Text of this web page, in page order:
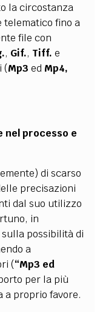
la circostanza
telematico fino a
file con
, Gif., Tiff. e
(Mp3 ed Mp4,
nel processo e
di scarso
precisazioni
dal suo utilizzo
in
possibilità di
a
(“Mp3 ed
per la più
a proprio favore.